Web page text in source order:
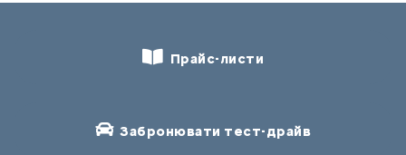
Прайс-листи
Забронювати тест-драйв